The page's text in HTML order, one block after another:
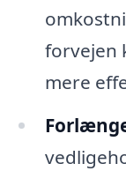
forvejen
mere